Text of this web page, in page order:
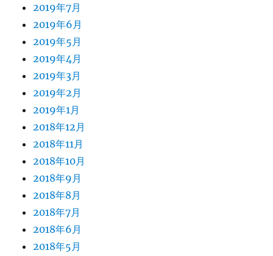
2019年7月
2019年6月
2019年5月
2019年4月
2019年3月
2019年2月
2019年1月
2018年12月
2018年11月
2018年10月
2018年9月
2018年8月
2018年7月
2018年6月
2018年5月